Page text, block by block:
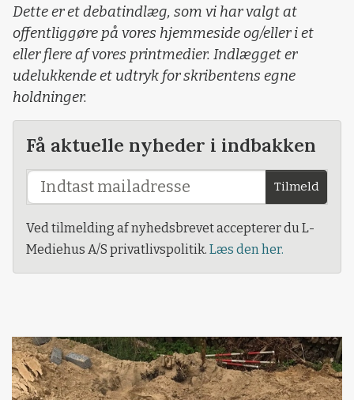
Dette er et debatindlæg, som vi har valgt at
offentliggøre på vores hjemmeside og/eller i et
eller flere af vores printmedier. Indlægget er
udelukkende et udtryk for skribentens egne
holdninger.
Få aktuelle nyheder i indbakken
Tilmeld
Ved tilmelding af nyhedsbrevet accepterer du L-
Mediehus A/S privatlivspolitik. Læs den her.